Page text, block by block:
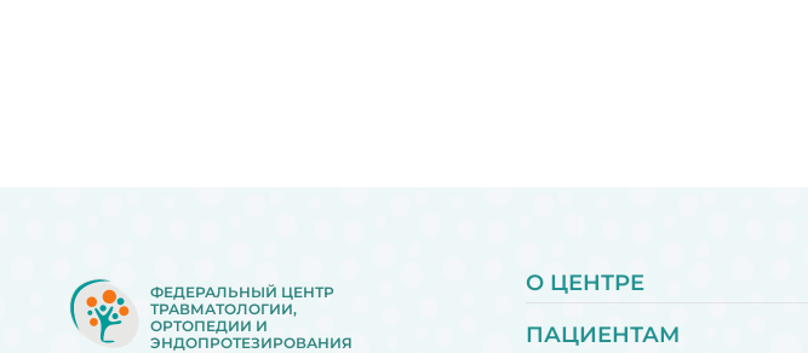
ФЕДЕРАЛЬНЫЙ ЦЕНТР
ТРАВМАТОЛОГИИ,
ОРТОПЕДИИ И
ЭНДОПРОТЕЗИРОВАНИЯ
О ЦЕНТРЕ
ПАЦИЕНТАМ